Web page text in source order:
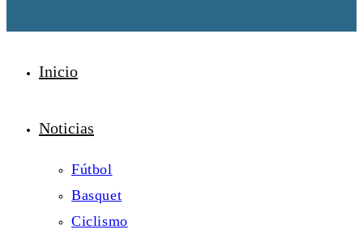
Inicio
Noticias
Fútbol
Basquet
Ciclismo